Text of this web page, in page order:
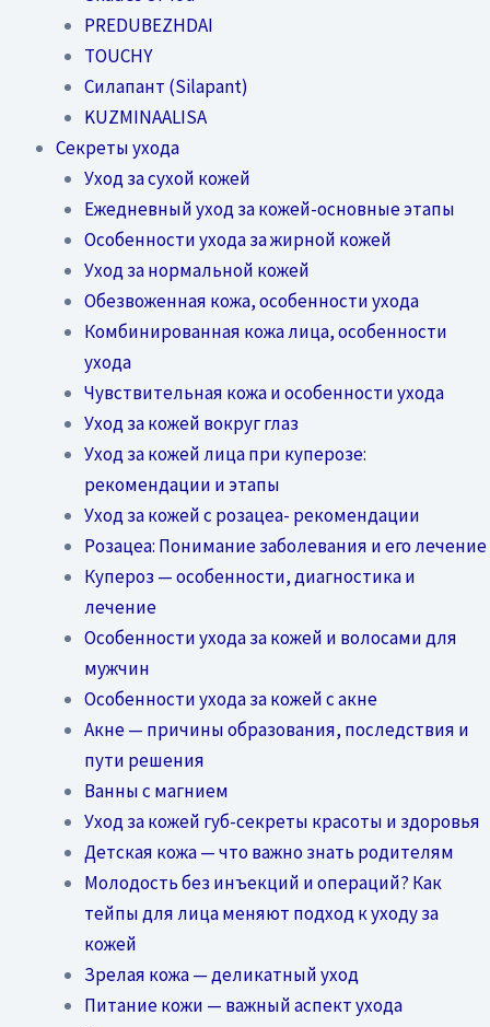
PREDUBEZHDAI
TOUCHY
Силапант (Silapant)
KUZMINAALISA
Секреты ухода
Уход за сухой кожей
Ежедневный уход за кожей-основные этапы
Особенности ухода за жирной кожей
Уход за нормальной кожей
Обезвоженная кожа, особенности ухода
Комбинированная кожа лица, особенности
ухода
Чувствительная кожа и особенности ухода
Уход за кожей вокруг глаз
Уход за кожей лица при куперозе:
рекомендации и этапы
Уход за кожей с розацеа- рекомендации
Розацеа: Понимание заболевания и его лечение
Купероз — особенности, диагностика и
лечение
Особенности ухода за кожей и волосами для
мужчин
Особенности ухода за кожей с акне
Акне — причины образования, последствия и
пути решения
Ванны с магнием
Уход за кожей губ-секреты красоты и здоровья
Детская кожа — что важно знать родителям
Молодость без инъекций и операций? Как
тейпы для лица меняют подход к уходу за
кожей
Зрелая кожа — деликатный уход
Питание кожи — важный аспект ухода